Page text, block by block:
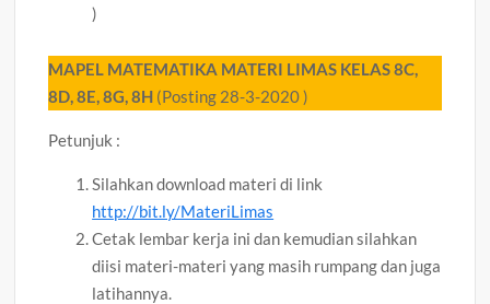
)
MAPEL MATEMATIKA MATERI LIMAS KELAS 8C,
8D, 8E, 8G, 8H (Posting 28-3-2020 )
Petunjuk :
Silahkan download materi di link
http://bit.ly/MateriLimas
Cetak lembar kerja ini dan kemudian silahkan
diisi materi-materi yang masih rumpang dan juga
latihannya.